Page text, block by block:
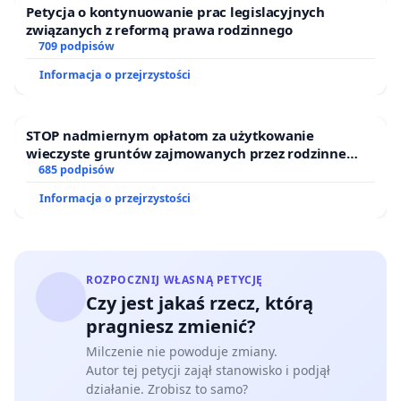
przygotowujących do matury z matematyki,
nawet jeśli takowe będą?
Brak konsultacji z nauczycielami
programowej były podejmowane bez
odpowiednich konsultacji z praktykującymi
nauczycielami i ekspertami. Brak
uwzględnienia opinii nauczycieli doprowadziło
umiejętności nabytych wcześniej np. brak
wykorzystania wzorów skróconego mnożenia
czy wyłączania czynnika przed nawias w
równaniach wielomianowych. Takich
przykładów jest więcej. A przecież to niezbędne
w skutecznym uczeniu matematyki.
Petycja o kontynuowanie prac legislacyjnych
związanych z reformą prawa rodzinnego
709 podpisów
Informacja o przejrzystości
STOP nadmiernym opłatom za użytkowanie
wieczyste gruntów zajmowanych przez rodzinne
ogrody działkowe.
685 podpisów
Informacja o przejrzystości
ROZPOCZNIJ WŁASNĄ PETYCJĘ
Czy jest jakaś rzecz, którą
pragniesz zmienić?
Milczenie nie powoduje zmiany.
Autor tej petycji zajął stanowisko i podjął
działanie. Zrobisz to samo?